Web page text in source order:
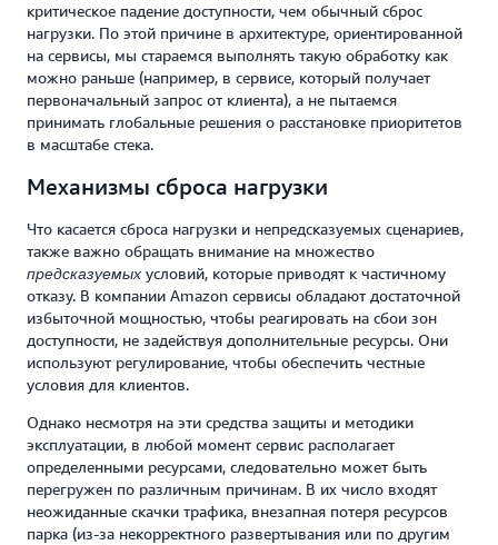
критическое падение доступности, чем обычный сброс
нагрузки. По этой причине в архитектуре, ориентированной
на сервисы, мы стараемся выполнять такую обработку как
можно раньше (например, в сервисе, который получает
первоначальный запрос от клиента), а не пытаемся
принимать глобальные решения о расстановке приоритетов
в масштабе стека.
Механизмы сброса нагрузки
Что касается сброса нагрузки и непредсказуемых сценариев,
также важно обращать внимание на множество
предсказуемых условий, которые приводят к частичному
отказу. В компании Amazon сервисы обладают достаточной
избыточной мощностью, чтобы реагировать на сбои зон
доступности, не задействуя дополнительные ресурсы. Они
используют регулирование, чтобы обеспечить честные
условия для клиентов.
Однако несмотря на эти средства защиты и методики
эксплуатации, в любой момент сервис располагает
определенными ресурсами, следовательно может быть
перегружен по различным причинам. В их число входят
неожиданные скачки трафика, внезапная потеря ресурсов
парка (из-за некорректного развертывания или по другим